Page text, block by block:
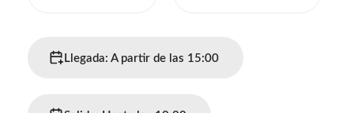
Llegada: A partir de las 15:00